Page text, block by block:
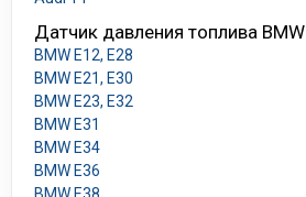
Датчик давления топлива BMW
BMW E12, E28
BMW E21, E30
BMW E23, E32
BMW E31
BMW E34
BMW E36